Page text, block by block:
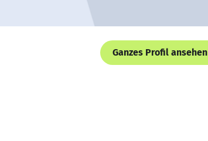
Ganzes Profil ansehen